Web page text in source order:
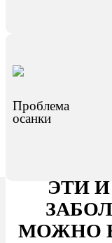
Проблема
осанки
ЭТИ
МОЖНО